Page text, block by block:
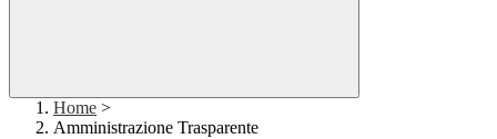
Home >
Amministrazione Trasparente